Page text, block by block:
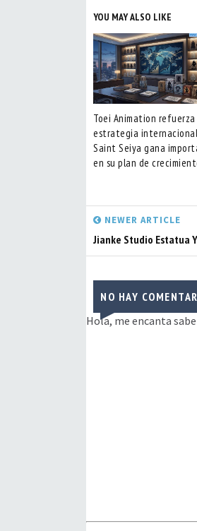
YOU MAY ALSO LIKE
Toei Animation refuerza
estrategia
Saint Seiya gana
en su plan de
NEWER ARTICLE
Jianke Studio Estatua
NO HAY
Hola, me encanta